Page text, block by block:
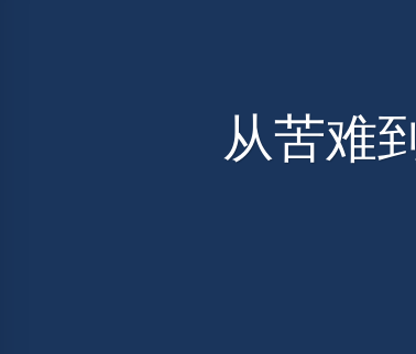
从苦难